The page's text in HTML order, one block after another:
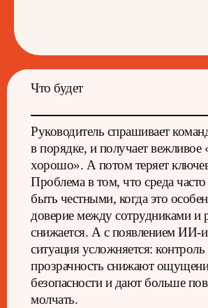
Что будет
Руководитель спрашивает
в порядке, и получает вежливое
хорошо». А потом теряет
Проблема в том, что среда часто
быть честными, когда это
доверие между сотрудниками и
снижается. А с появлением ИИ-
ситуация усложняется:
прозрачность снижают
безопасности и дают больше
молчать.